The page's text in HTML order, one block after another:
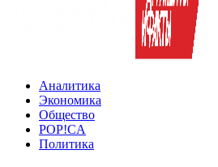
Аналитика
Экономика
Общество
POP!CA
Политика